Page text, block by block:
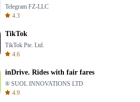
Telegram FZ-LLC
4.3
TikTok
TikTok Pte. Ltd.
4.6
inDrive. Rides with fair fares
® SUOL INNOVATIONS LTD
4.9